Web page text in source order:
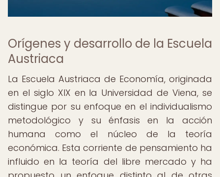
Orígenes y desarrollo de la Escuela
Austriaca
La Escuela Austriaca de Economía, originada
en el siglo XIX en la Universidad de Viena, se
distingue por su enfoque en el individualismo
metodológico y su énfasis en la acción
humana como el núcleo de la teoría
económica. Esta corriente de pensamiento ha
influido en la teoría del libre mercado y ha